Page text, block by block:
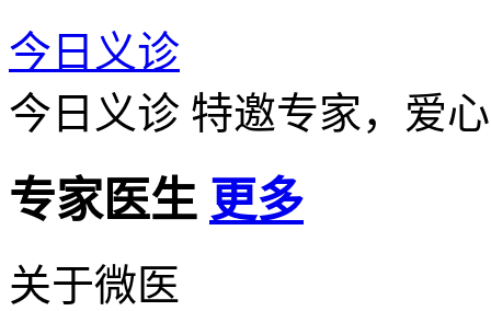
今日义诊
今日义诊 特邀专家，爱
专家医生 更多
关于微医